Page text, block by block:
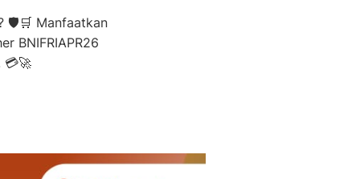
🛡️🛒 Manfaatkan
BNIFRIAPR26
💳🚀